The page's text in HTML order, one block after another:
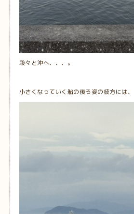
段々と沖へ、、、。
小さくなっていく船の後ろ姿の彼方には、